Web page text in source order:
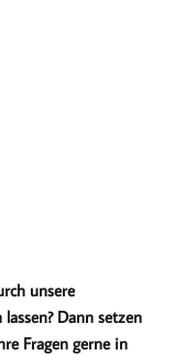
unsere
Dann setzen
Fragen gerne in